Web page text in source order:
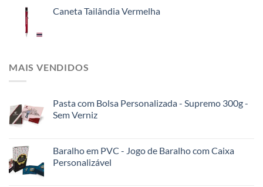
Caneta Tailândia Vermelha
MAIS VENDIDOS
Pasta com Bolsa Personalizada - Supremo 300g -
Sem Verniz
Baralho em PVC - Jogo de Baralho com Caixa
Personalizável